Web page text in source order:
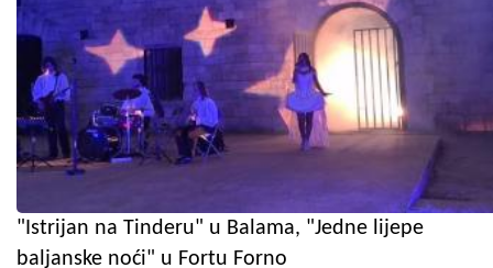
"Istrijan na Tinderu" u Balama, "Jedne lijepe
baljanske noći" u Fortu Forno